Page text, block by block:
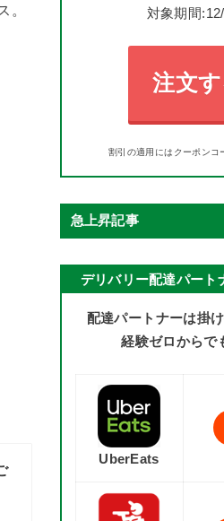
。 対象期間
注文
割引の適用にはクーポンコ
急上昇記事
デリバリー配達パート
配達パートナーは掛
経験ゼロからで
UberEats